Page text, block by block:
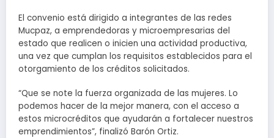
El convenio está dirigido a integrantes de las redes
Mucpaz, a emprendedoras y microempresarias del
estado que realicen o inicien una actividad productiva,
una vez que cumplan los requisitos establecidos para el
otorgamiento de los créditos solicitados.
“Que se note la fuerza organizada de las mujeres. Lo
podemos hacer de la mejor manera, con el acceso a
estos microcréditos que ayudarán a fortalecer nuestros
emprendimientos”, finalizó Barón Ortiz.